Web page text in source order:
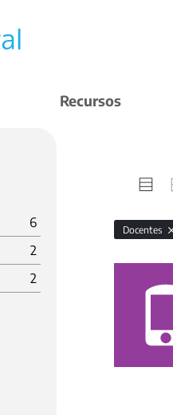
Recursos
6
2
2
Docentes